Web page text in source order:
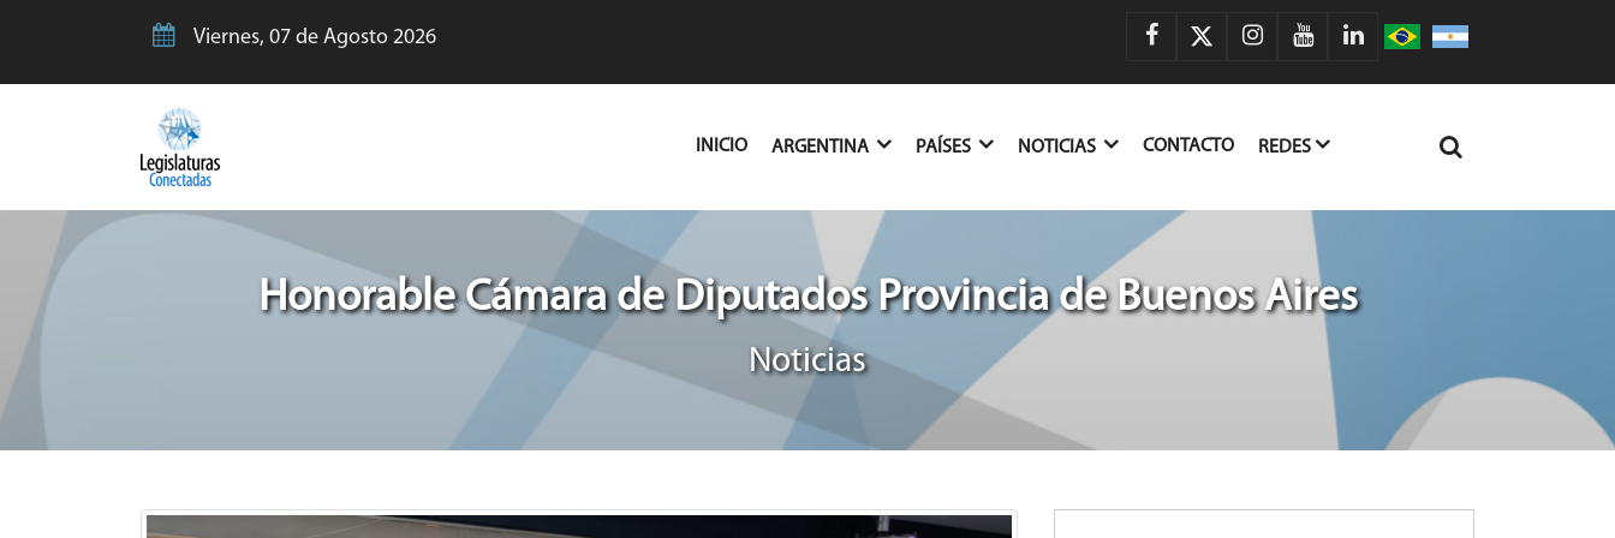
Viernes, 07 de Agosto 2026
INICIO(CURRENT)
ARGENTINA PAÍSES NOTICIAS CONTACTO REDES
Honorable Cámara de Diputados Provincia de Buenos Aires
Noticias